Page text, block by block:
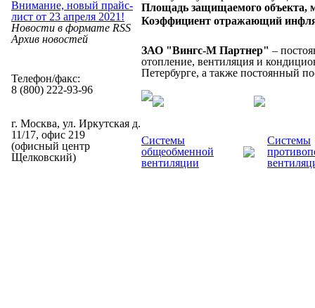
Внимание, новый прайс-
лист от 23 апреля 2021!
Новости в формате RSS
Архив новостей
Площадь защищаемого объекта,
Коэффициент отражающий
Телефон/факс:
8 (800) 222-93-96
г. Москва, ул. Иркутская д.
11/17, офис 219
(офисный центр
Щелковский)
ЗАО "Вингс-М Партнер" –
отопление, вентиляция и
Петербурге, а также постоянный
Системы
общеобменной
вентиляции
Системы